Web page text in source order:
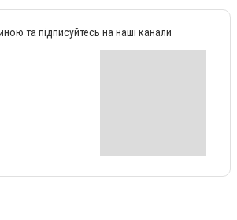
та підписуйтесь на наші канали